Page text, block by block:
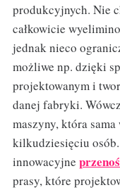
produkcyjnych. Nie
całkowicie
jednak nieco
możliwe np. dzięki
projektowanym i
danej fabryki.
maszyny, która
kilkudziesięciu
innowacyjne
prasy, które